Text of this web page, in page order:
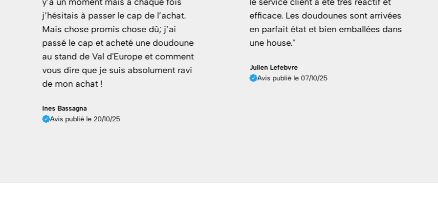
le cap de l’achat.
chose dû; j’ai
une doudoune
d'Europe et comment
suis absolument ravi
efficace. Les doudounes sont arrivées
en parfait état et bien emballées dans
une house."
Julien Lefebvre
incroyable!
pouvoir la remettre